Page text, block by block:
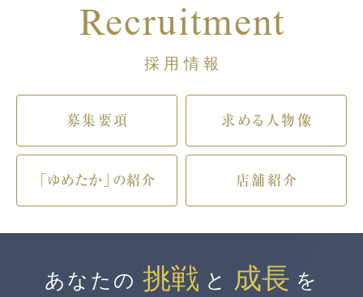
Recruitment
採用情報
募集要項 求める人物像
「ゆめたか」の紹介 店舗紹介
あなたの 挑戦 と 成長 を